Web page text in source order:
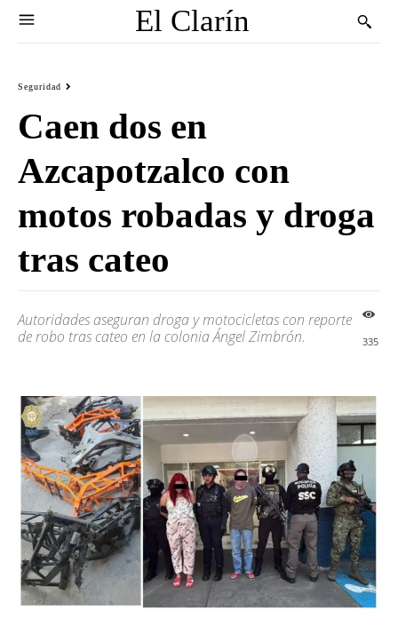
El Clarín
Seguridad
Caen dos en
Azcapotzalco con
motos robadas y droga
tras cateo
Autoridades aseguran droga y motocicletas con reporte
de robo tras cateo en la colonia Ángel Zimbrón.
335